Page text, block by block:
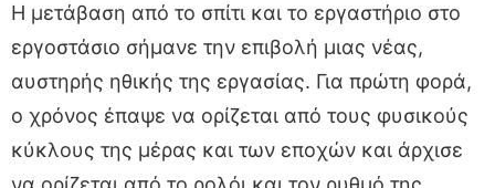
Η μετάβαση από το σπίτι και το εργαστήριο στο
εργοστάσιο σήμανε την επιβολή μιας νέας,
αυστηρής ηθικής της εργασίας. Για πρώτη φορά,
ο χρόνος έπαψε να ορίζεται από τους φυσικούς
κύκλους της μέρας και των εποχών και άρχισε